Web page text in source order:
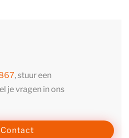
, stuur een
je vragen in ons
Contact